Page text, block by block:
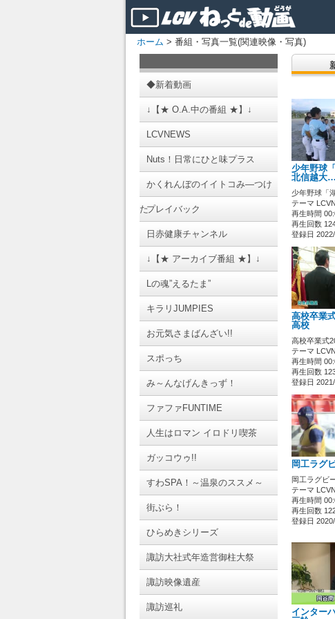
ホーム > 番組・写真一覧(関連映像・写真)
◆新着動画
↓【★ O.A.中の番組 ★】↓
LCVNEWS
Nuts！日常にひと味プラス
かくれんぼのイイトコみ―つけ
たプレイバック
日赤健康チャンネル
↓【★ アーカイブ番組 ★】↓
Lの魂”えるたま”
キラリJUMPIES
お元気さまばんざい!!
スポっち
み～んなげんきっず！
ファファFUNTIME
人生はロマン イロドリ喫茶
ガッコウゥ!!
すわSPA！～温泉のススメ～
街ぶら！
ひらめきシリーズ
諏訪大社式年造営御柱大祭
諏訪映像遺産
諏訪巡礼
少年野球
北信越大…
少年野球「
テーマ
再生時間
再生回数
登録日
高校卒業
高校
高校卒業式
テーマ
再生時間
再生回数
登録日
岡工ラグ
岡工ラグビ
テーマ
再生時間
再生回数
登録日
インター